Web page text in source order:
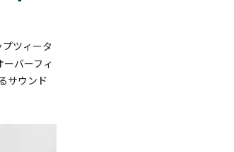
ツィータ
バーフィ
サウンド